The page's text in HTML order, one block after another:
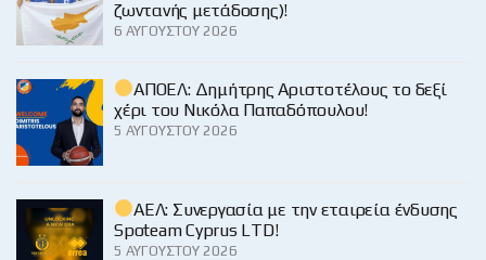
ζωντανής μετάδοσης)!
6 ΑΥΓΟΎΣΤΟΥ 2026
ΑΠΟΕΛ: Δημήτρης Αριστοτέλους το δεξί
χέρι του Νικόλα Παπαδόπουλου!
5 ΑΥΓΟΎΣΤΟΥ 2026
ΑΕΛ: Συνεργασία με την εταιρεία ένδυσης
Spoteam Cyprus LTD!
5 ΑΥΓΟΎΣΤΟΥ 2026